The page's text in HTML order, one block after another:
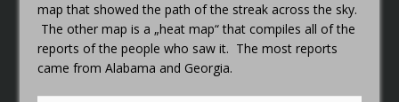
map that showed the path of the streak across the sky.
The other map is a „heat map“ that compiles all of the
reports of the people who saw it. The most reports
came from Alabama and Georgia.